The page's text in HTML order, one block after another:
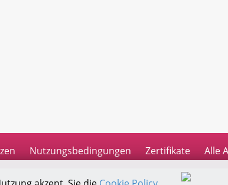
Nutzungsbedingungen Zertifikate Alle